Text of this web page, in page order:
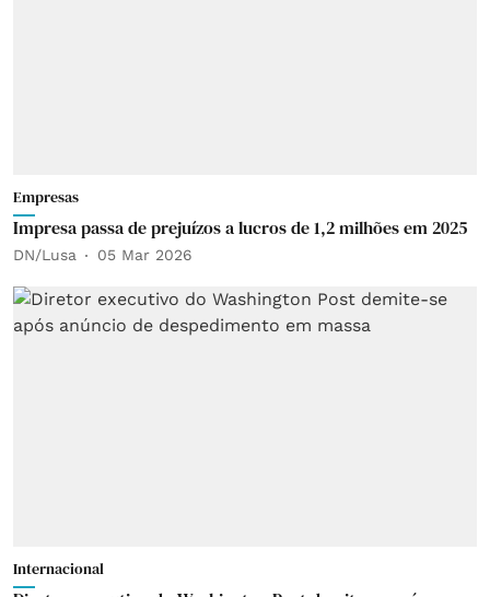
Empresas
Impresa passa de prejuízos a lucros de 1,2 milhões em 2025
DN/Lusa 05 Mar 2026
Internacional